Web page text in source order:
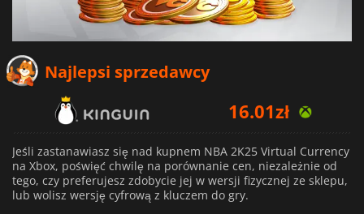
Najlepsi sprzedawcy
16.01zł
16.81zł
17.16zł
Jeśli zastanawiasz się nad kupnem NBA 2K25 Virtual Currency
na Xbox, poświęć chwilę na porównanie cen, niezależnie od
tego, czy preferujesz zdobycie jej w wersji fizycznej ze sklepu,
lub wolisz wersję cyfrową z kluczem do gry.